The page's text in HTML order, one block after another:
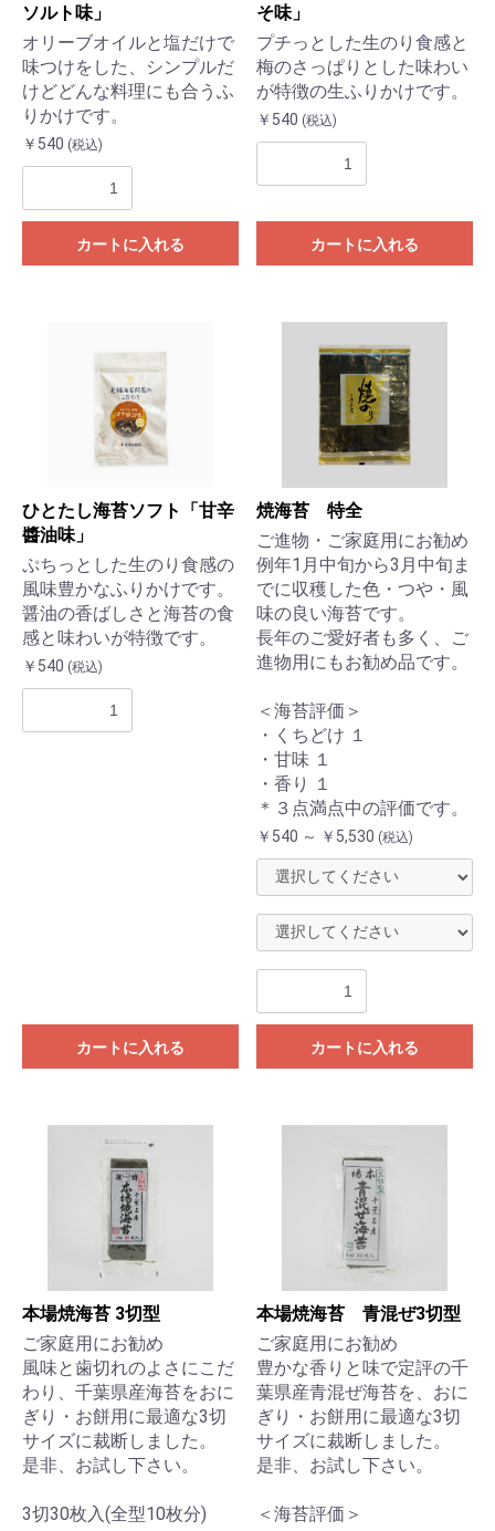
ソルト味」
オリーブオイルと塩だけで
味つけをした、シンプルだ
けどどんな料理にも合うふ
りかけです。
￥540 (税込)
カートに入れる
そ味」
プチっとした生のり食感と
梅のさっぱりとした味わい
が特徴の生ふりかけです。
￥540 (税込)
カートに入れる
ひとたし海苔ソフト「甘辛
醬油味」
ぷちっとした生のり食感の
風味豊かなふりかけです。
醤油の香ばしさと海苔の食
感と味わいが特徴です。
￥540 (税込)
カートに入れる
焼海苔 特全
ご進物・ご家庭用にお勧め
例年1月中旬から3月中旬ま
でに収穫した色・つや・風
味の良い海苔です。
長年のご愛好者も多く、ご
進物用にもお勧め品です。
＜海苔評価＞
・くちどけ １
・甘味 １
・香り １
＊３点満点中の評価です。
￥540 ～ ￥5,530 (税込)
カートに入れる
本場焼海苔 3切型
ご家庭用にお勧め
風味と歯切れのよさにこだ
わり、千葉県産海苔をおに
ぎり・お餅用に最適な3切
サイズに裁断しました。
是非、お試し下さい。
3切30枚入(全型10枚分)
本場焼海苔 青混ぜ3切型
ご家庭用にお勧め
豊かな香りと味で定評の千
葉県産青混ぜ海苔を、おに
ぎり・お餅用に最適な3切
サイズに裁断しました。
是非、お試し下さい。
＜海苔評価＞